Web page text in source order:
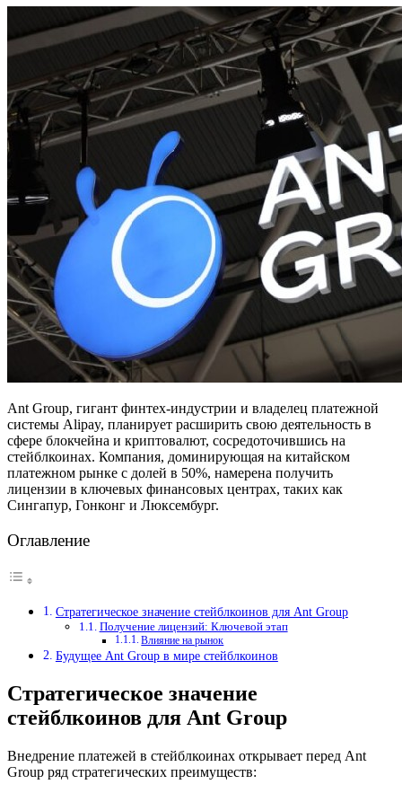
Ant Group, гигант финтех-индустрии и владелец платежной
системы Alipay, планирует расширить свою деятельность в
сфере блокчейна и криптовалют, сосредоточившись на
стейблкоинах. Компания, доминирующая на китайском
платежном рынке с долей в 50%, намерена получить
лицензии в ключевых финансовых центрах, таких как
Сингапур, Гонконг и Люксембург.
Оглавление
Стратегическое значение стейблкоинов для Ant Group
Получение лицензий: Ключевой этап
Влияние на рынок
Будущее Ant Group в мире стейблкоинов
Стратегическое значение
стейблкоинов для Ant Group
Внедрение платежей в стейблкоинах открывает перед Ant
Group ряд стратегических преимуществ: